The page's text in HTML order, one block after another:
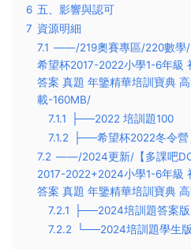
6 五、影響與認可
7 資源明細
7.1 ——/219奧賽專區/220數學/
希望杯2017-2022小學1-6年級
答案 真題 年鑒精華培訓寶典
載-160MB/
7.1.1
├──2022 培訓題100
7.1.2
├──希望杯2022冬令營
7.2 ——/2024更新/【多課吧
2017-2022+2024小學1-6年級
答案 真題 年鑒精華培訓寶典
7.2.1
├──2024培訓題答案版
7.2.2
└──2024培訓題學生版